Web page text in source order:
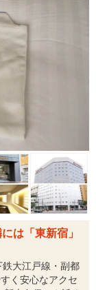
は「東新宿」
大江戸線・副都
く安心なアクセ